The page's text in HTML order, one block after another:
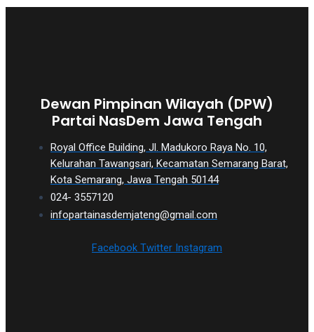
Dewan Pimpinan Wilayah (DPW)
Partai NasDem Jawa Tengah
Royal Office Building, Jl. Madukoro Raya No. 10,
Kelurahan Tawangsari, Kecamatan Semarang Barat,
Kota Semarang, Jawa Tengah 50144
024- 3557120
infopartainasdemjateng@gmail.com
Facebook Twitter Instagram